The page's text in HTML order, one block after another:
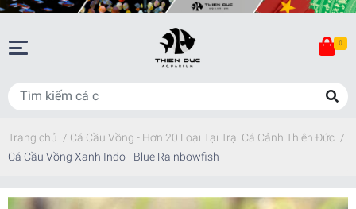
0
Trang chủ / Cá Cầu Vồng - Hơn 20 Loại Tại Trại Cá Cảnh Thiên Đức /
Cá Cầu Vồng Xanh Indo - Blue Rainbowfish